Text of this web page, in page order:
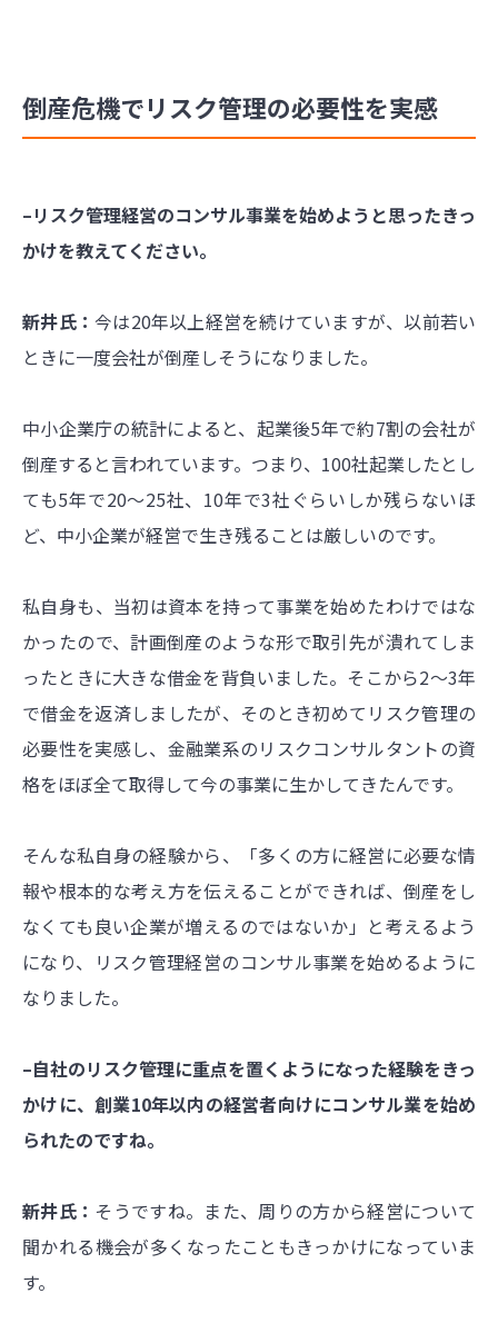
倒産危機でリスク管理の必要性を実感
–リスク管理経営のコンサル事業を始めようと思ったきっ
かけを教えてください。
新井氏： 今は20年以上経営を続けていますが、以前若い
ときに一度会社が倒産しそうになりました。
中小企業庁の統計によると、起業後5年で約7割の会社が
倒産すると言われています。つまり、100社起業したとし
ても5年で20～25社、10年で3社ぐらいしか残らないほ
ど、中小企業が経営で生き残ることは厳しいのです。
私自身も、当初は資本を持って事業を始めたわけではな
かったので、計画倒産のような形で取引先が潰れてしま
ったときに大きな借金を背負いました。そこから2～3年
で借金を返済しましたが、そのとき初めてリスク管理の
必要性を実感し、金融業系のリスクコンサルタントの資
格をほぼ全て取得して今の事業に生かしてきたんです。
そんな私自身の経験から、「多くの方に経営に必要な情
報や根本的な考え方を伝えることができれば、倒産をし
なくても良い企業が増えるのではないか」と考えるよう
になり、リスク管理経営のコンサル事業を始めるように
なりました。
–自社のリスク管理に重点を置くようになった経験をきっ
かけに、創業10年以内の経営者向けにコンサル業を始め
られたのですね。
新井氏： そうですね。また、周りの方から経営について
聞かれる機会が多くなったこともきっかけになっていま
す。